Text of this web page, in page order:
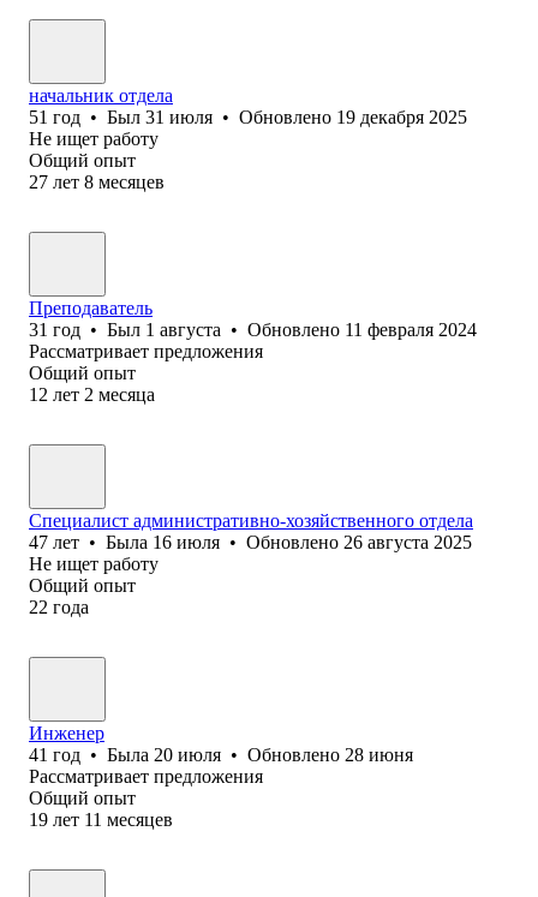
начальник отдела
51 год • Был 31 июля • Обновлено 19 декабря 2025
Не ищет работу
Общий опыт
27 лет 8 месяцев
Преподаватель
31 год • Был 1 августа • Обновлено 11 февраля 2024
Рассматривает предложения
Общий опыт
12 лет 2 месяца
Специалист административно-хозяйственного отдела
47 лет • Была 16 июля • Обновлено 26 августа 2025
Не ищет работу
Общий опыт
22 года
Инженер
41 год • Была 20 июля • Обновлено 28 июня
Рассматривает предложения
Общий опыт
19 лет 11 месяцев